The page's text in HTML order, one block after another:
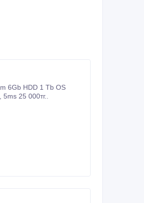
Windows 10 Enterprise 64 bit Тянет GTA V, Witcher 3 на средних 125 000 тг. Монитор LG 21, 5, 1920x1080, 5ms 25 000тг..